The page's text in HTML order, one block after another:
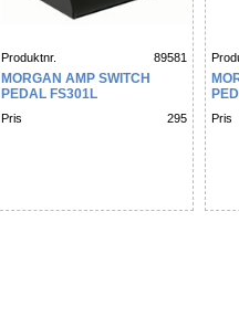
Produktnr. 89581
MORGAN AMP SWITCH
PEDAL FS301L
Pris 295 Pris